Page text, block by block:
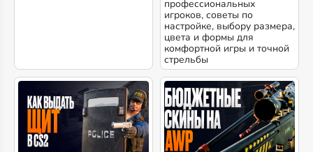
профессиональных
игроков, советы по
настройке, выбору размера,
цвета и формы для
комфортной игры и точной
стрельбы